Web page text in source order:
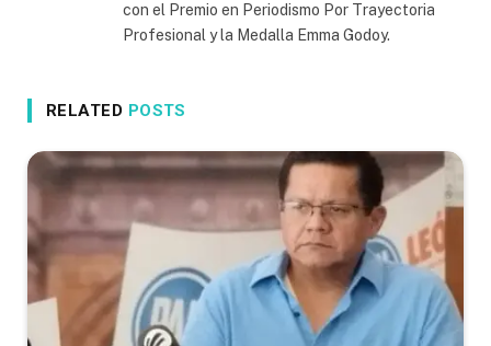
con el Premio en Periodismo Por Trayectoria
Profesional y la Medalla Emma Godoy.
RELATED POSTS